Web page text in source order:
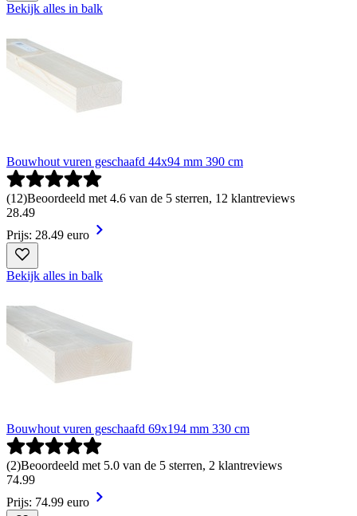
Bekijk alles in balk
Bouwhout vuren geschaafd 44x94 mm 390 cm
(12)Beoordeeld met 4.6 van de 5 sterren, 12 klantreviews
28.49
Prijs: 28.49 euro
Bekijk alles in balk
Bouwhout vuren geschaafd 69x194 mm 330 cm
(2)Beoordeeld met 5.0 van de 5 sterren, 2 klantreviews
74.99
Prijs: 74.99 euro